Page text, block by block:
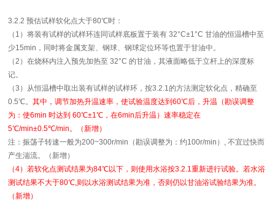
3.2.2 预估试样软化点大于80℃时：
（1）将装有试样的试样环连同试样底板置于装有 32°C±1°C 甘油的恒温槽中至
少15min，同时将金属支架、钢球、钢球定位环等也置于甘油中。
（2）在烧杯内注入预先加热至 32°C 的甘油，其液面略低于立杆上的深度标
记。
（3）从恒温槽中取出装有试样的试样环，按3.2.1的方法测定软化点，精确至
0.5℃。其中，调节加热升温速率，使试验温度达到60℃后，升温（勘误调整
为：使6min 时达到 60℃±1℃，在6min后升温）速率稳定在
5℃/min±0.5℃/min。（新增）
注：振荡子转速一般为200~300r/min（勘误调整为：约100r/min）, 不宜过快而
产生湍流。（新增）
（4）若软化点测试结果为84℃以下，则使用水浴按3.2.1重新进行试验。若水浴
测试结果不大于80℃,则以水浴测试结果为准，否则仍以甘油浴试验结果为准。
（新增）